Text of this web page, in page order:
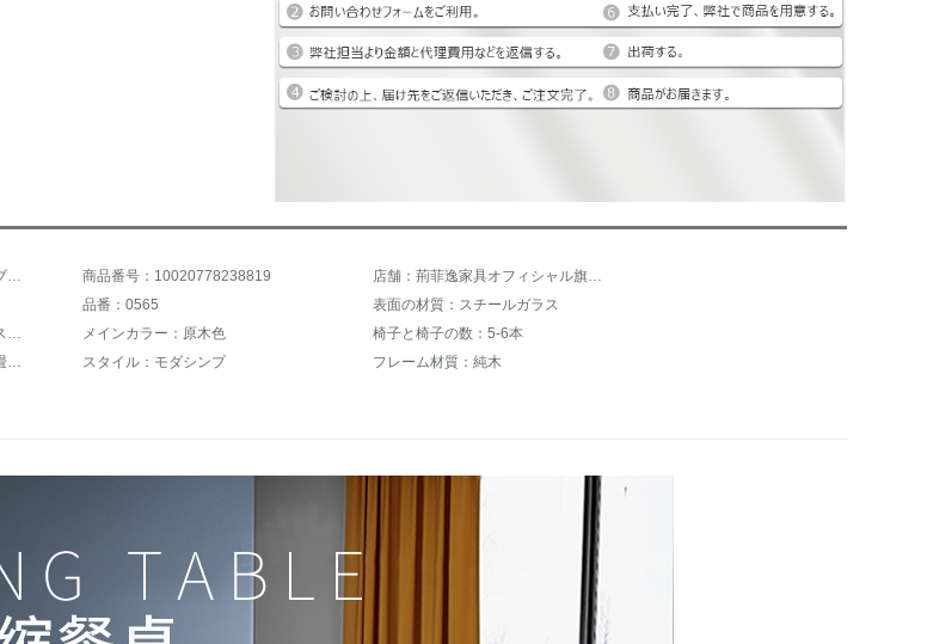
商品名称：歆菲逸纯木食のテーブルと椅子の家庭用の小さなデザインガラスが伸缩して食事をするテーブルのシングルスの纯木折りのみたのテーブルと椅子の组み合わせの1.2メートルの単机 商品番号：10020778238819
店舗：荊菲逸家具オフィシャル旗艦店
品番：0565
表面の材質：スチールガラス
カスタマイズ可能かどうか：カスタマイズ不可
メインカラー：原木色
椅子と椅子の数：5-6本
追加機能：伸縮性があり、折り畳みができます。
スタイル：モダシンプ
フレーム材質：純木